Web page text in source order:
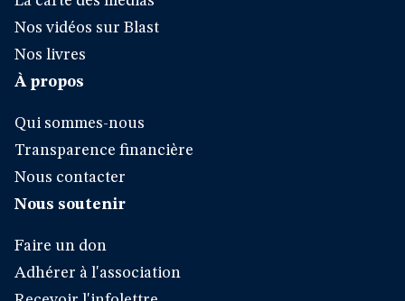
Nos vidéos sur Blast
Nos livres
À propos
Qui sommes-nous
Transparence financière
Nous contacter
Nous soutenir
Faire un don
Adhérer à l'association